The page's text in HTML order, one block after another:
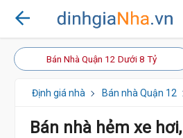
Bán Nhà Quận 12 Dưới 8 Tỷ
Định giá nhà Bán nhà Quận 12
Bán nhà hẻm xe